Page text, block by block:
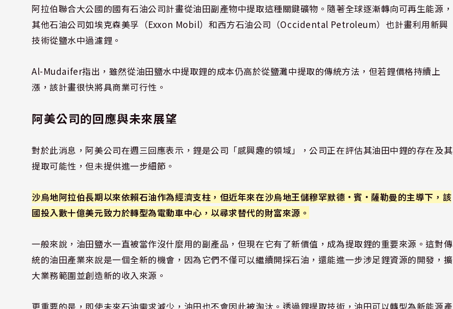
阿拉伯聯合大公國的國有石油公司計畫從油田副產物中提取這種關鍵礦物。隨著全球逐漸轉向可再生能源，
其他石油公司如埃克森美孚（Exxon Mobil）和西方石油公司（Occidental Petroleum）也計畫利用新興
技術從鹽水中過濾鋰。
Al-Mudaifer指出，雖然從油田鹽水中提取鋰的成本仍高於從鹽灘中提取的傳統方法，但若鋰價格持續上
漲，該計畫很快將具商業可行性。
阿美公司的回應與未來展望
對於此消息，阿美公司在週三回應表示，鋰是公司「感興趣的領域」，公司正在評估其油田中鋰的存在及其
提取可能性，但未提供進一步細節。
沙烏地阿拉伯長期以來依賴石油作為經濟支柱，但近年來在沙烏地王儲穆罕默德·賓·薩勒曼的主導下，該
國投入數十億美元致力於轉型為電動車中心，以尋求替代的財富來源。
一般來說，油田鹽水一直被當作沒什麼用的副產品，但現在它有了新價值，成為提取鋰的重要來源。這對傳
統的油田產業來說是一個全新的機會，因為它們不僅可以繼續開採石油，還能進一步涉足鋰資源的開發，擴
大業務範圍並創造新的收入來源。
更重要的是，即使未來石油需求減少，油田也不會因此被淘汰。透過鋰提取技術，油田可以轉型為新能源產